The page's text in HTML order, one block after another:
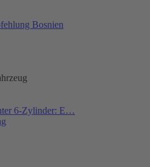
Bosnien
6-Zylinder: E…